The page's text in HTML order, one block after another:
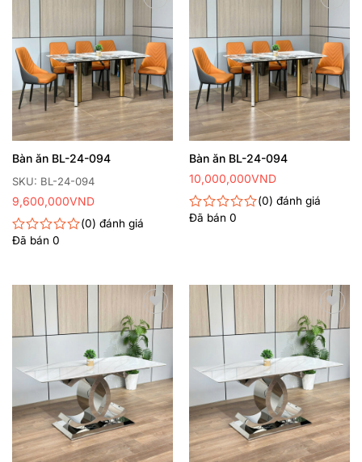
yêu
thích
SKU: BL-24-094
Bàn ăn BL-24-094
Được
sao
0
đánh giá
Đã bán 0
9,600,000VND
yêu
thích
Bàn ăn BL-24-094
Được
sao
0
đánh giá
Đã bán 0
10,000,000VND
Thêm
yêu
thích
Thêm
yêu
thích